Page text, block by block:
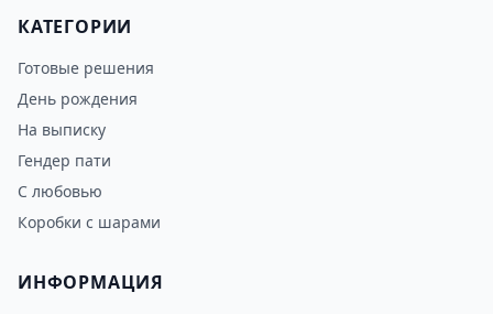
КАТЕГОРИИ
Готовые решения
День рождения
На выписку
Гендер пати
С любовью
Коробки с шарами
ИНФОРМАЦИЯ